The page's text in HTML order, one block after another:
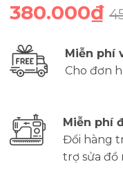
380.000₫
Miễn phí
Cho đơn
Miễn phí
Đổi hàng
trợ sửa đồ